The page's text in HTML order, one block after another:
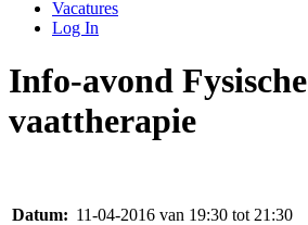
Vacatures
Log In
Info-avond Fysische
vaattherapie
Datum: 11-04-2016 van 19:30 tot 21:30